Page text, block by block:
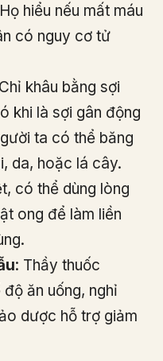
hiểu nếu mất máu
có nguy cơ tử
khâu bằng sợi
khi là sợi gân động
ta có thể băng
da, hoặc lá cây.
có thể dùng lòng
ong để làm liền
: Thầy thuốc
ăn uống, nghỉ
dược hỗ trợ giảm